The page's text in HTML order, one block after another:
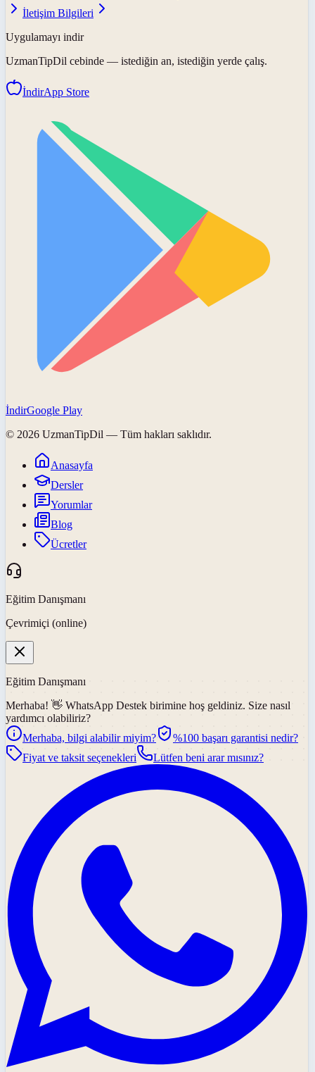
İletişim Bilgileri
Uygulamayı indir
UzmanTipDil cebinde — istediğin an, istediğin yerde çalış.
İndirApp Store
İndirGoogle Play
© 2026 UzmanTipDil — Tüm hakları saklıdır.
Anasayfa
Dersler
Yorumlar
Blog
Ücretler
Eğitim Danışmanı
Çevrimiçi (online)
Eğitim Danışmanı
Merhaba! 👋 WhatsApp Destek birimine hoş geldiniz. Size nasıl
yardımcı olabiliriz?
Merhaba, bilgi alabilir miyim?
%100 başarı garantisi nedir?
Fiyat ve taksit seçenekleri
Lütfen beni arar mısınız?